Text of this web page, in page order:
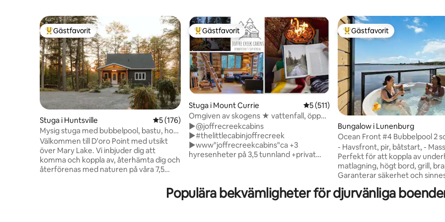
Populär gästfavorit
Gästfavorit
Stuga i Huntsville 5 av 5 i genomsnittligt betyg, 176 omdömen
5 (176)
Mysig stuga med bubbelpool, bastu, hot
yoga studio.
Välkommen till D'oro Point med utsikt
över Mary Lake. Vi inbjuder dig att
komma och koppla av, återhämta dig och
återförenas med naturen på våra 7,5
grannskapsstrand är vi tillräckligt nära för
Populär gästfavorit
Gästfavorit
Stuga i Mount Currie 5 av 5 i genomsnittligt betyg, 511
5 (511)
Omgiven av skogens ★ vattenfall, öppen
spis och bastu
►@joffrecreekcabins
►#thelittlecabinjoffrecreek
►www"joffrecreekcabins"ca +3
hyresenheter på 3,5 tunnland +privat
utomhus ved- och gaseldar + bastu i
cederfat + säsongsbetonad liten pool
Populär gästfavorit
Gästfavorit
Bungalow i Lunenburg
Ocean Front #4 Bubbelpool 2
stor altan BBQ 2 badrum
- Havsfront, pir, båtstart, - Massivt däck:
Perfekt för att koppla av
matlagning, högt bord, grill,
Garanterar säkerhet och
lugna havsutsikten. - Kök:
och väggugn, perfekt för att
Populära bekvämligheter för djurvänliga